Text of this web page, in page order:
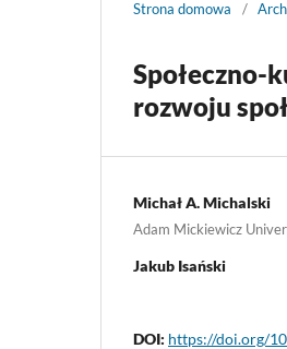
Strona domowa /
Społeczno-
rozwoju
Michał A. Michalski
Adam Mickiewicz
Jakub Isański
DOI: https://doi.org/